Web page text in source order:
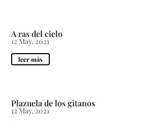
A ras del cielo
12 May, 2021
leer más
Plazuela de los gitanos
12 May, 2021